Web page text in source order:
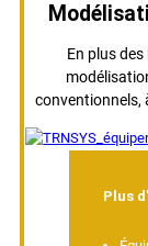
En plus
conventionnels,
Plus